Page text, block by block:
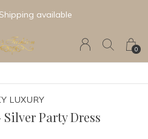
0
available
LUXURY
Party Dress